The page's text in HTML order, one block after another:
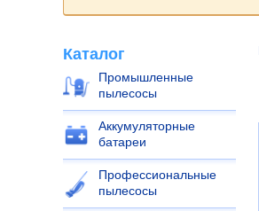
Каталог
Промышленные
пылесосы
Аккумуляторные
батареи
Профессиональные
пылесосы